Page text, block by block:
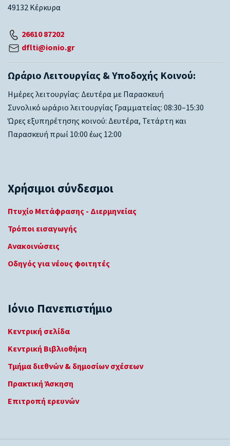
49132 Κέρκυρα
26610 87202
dflti@ionio.gr
Ωράριο Λειτουργίας & Υποδοχής Κοινού:
Ημέρες λειτουργίας: Δευτέρα με Παρασκευή
Συνολικό ωράριο λειτουργίας Γραμματείας: 08:30–15:30
Ώρες εξυπηρέτησης κοινού: Δευτέρα, Τετάρτη και
Παρασκευή πρωί 10:00 έως 12:00
Χρήσιμοι σύνδεσμοι
Πτυχίο Μετάφρασης - Διερμηνείας
Τρόποι εισαγωγής
Ανακοινώσεις
Οδηγός για νέους φοιτητές
Ιόνιο Πανεπιστήμιο
Κεντρική σελίδα
Κεντρική Βιβλιοθήκη
Τμήμα διεθνών & δημοσίων σχέσεων
Πρακτική Άσκηση
Επιτροπή ερευνών